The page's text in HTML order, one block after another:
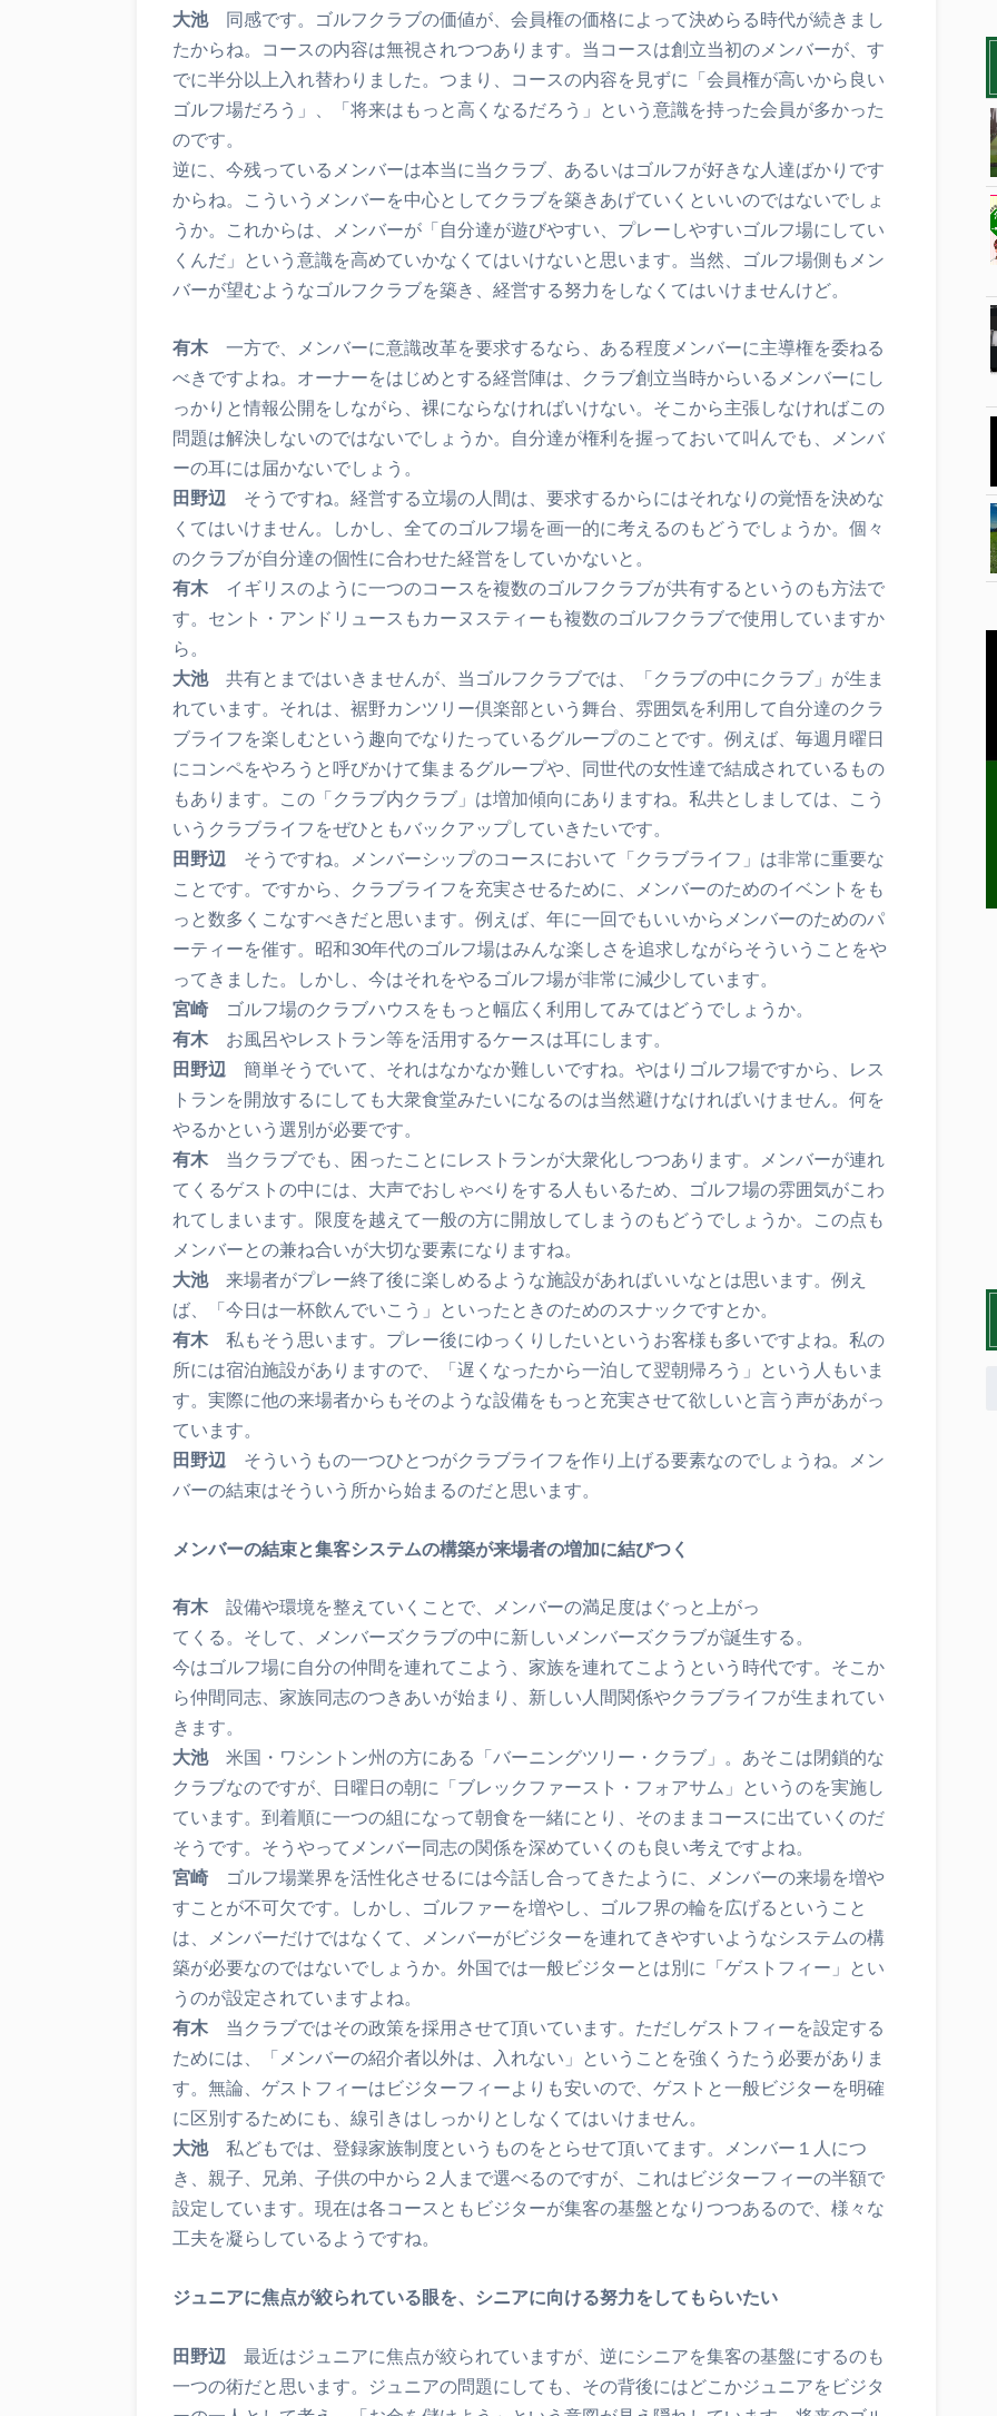
大池同感です。ゴルフクラブの価値が、会員権の価格によって決めらる時代が続きまし
たからね。コースの内容は無視されつつあります。当コースは創立当初のメンバーが、す
でに半分以上入れ替わりました。つまり、コースの内容を見ずに「会員権が高いから良い
ゴルフ場だろう」、「将来はもっと高くなるだろう」という意識を持った会員が多かった
のです。
逆に、今残っているメンバーは本当に当クラブ、あるいはゴルフが好きな人達ばかりです
からね。こういうメンバーを中心としてクラブを築きあげていくといいのではないでしょ
うか。これからは、メンバーが「自分達が遊びやすい、プレーしやすいゴルフ場にしてい
くんだ」という意識を高めていかなくてはいけないと思います。当然、ゴルフ場側もメン
バーが望むようなゴルフクラブを築き、経営する努力をしなくてはいけませんけど。
有木 一方で、メンバーに意識改革を要求するなら、ある程度メンバーに主導権を委ねる
べきですよね。オーナーをはじめとする経営陣は、クラブ創立当時からいるメンバーにし
っかりと情報公開をしながら、裸にならなければいけない。そこから主張しなければこの
問題は解決しないのではないでしょうか。自分達が権利を握っておいて叫んでも、メンバ
ーの耳には届かないでしょう。
田野辺
そうですね。経営する立場の人間は、要求するからにはそれなりの覚悟を決めな
くてはいけません。しかし、全てのゴルフ場を画一的に考えるのもどうでしょうか。個々
のクラブが自分達の個性に合わせた経営をしていかないと。
有木 イギリスのように一つのコースを複数のゴルフクラブが共有するというのも方法で
す。セント・アンドリュースもカーヌスティーも複数のゴルフクラブで使用していますか
ら。
大池共有とまではいきませんが、当ゴルフクラブでは、「クラブの中にクラブ」が生ま
れています。それは、裾野カンツリー倶楽部という舞台、雰囲気を利用して自分達のクラ
ブライフを楽しむという趣向でなりたっているグループのことです。例えば、毎週月曜日
にコンペをやろうと呼びかけて集まるグループや、同世代の女性達で結成されているもの
もあります。この「クラブ内クラブ」は増加傾向にありますね。私共としましては、こう
いうクラブライフをぜひともバックアップしていきたいです。
田野辺
そうですね。メンバーシップのコースにおいて「クラブライフ」は非常に重要な
ことです。ですから、クラブライフを充実させるために、メンバーのためのイベントをも
っと数多くこなすべきだと思います。例えば、年に一回でもいいからメンバーのためのパ
ーティーを催す。昭和30年代のゴルフ場はみんな楽しさを追求しながらそういうことをや
ってきました。しかし、今はそれをやるゴルフ場が非常に減少しています。
宮崎 ゴルフ場のクラブハウスをもっと幅広く利用してみてはどうでしょうか。
有木 お風呂やレストラン等を活用するケースは耳にします。
田野辺
簡単そうでいて、それはなかなか難しいですね。やはりゴルフ場ですから、レス
トランを開放するにしても大衆食堂みたいになるのは当然避けなければいけません。何を
やるかという選別が必要です。
有木 当クラブでも、困ったことにレストランが大衆化しつつあります。メンバーが連れ
てくるゲストの中には、大声でおしゃべりをする人もいるため、ゴルフ場の雰囲気がこわ
れてしまいます。限度を越えて一般の方に開放してしまうのもどうでしょうか。この点も
メンバーとの兼ね合いが大切な要素になりますね。
大池来場者がプレー終了後に楽しめるような施設があればいいなとは思います。例え
ば、「今日は一杯飲んでいこう」といったときのためのスナックですとか。
有木 私もそう思います。プレー後にゆっくりしたいというお客様も多いですよね。私の
所には宿泊施設がありますので、「遅くなったから一泊して翌朝帰ろう」という人もいま
す。実際に他の来場者からもそのような設備をもっと充実させて欲しいと言う声があがっ
ています。
田野辺
そういうもの一つひとつがクラブライフを作り上げる要素なのでしょうね。メン
バーの結束はそういう所から始まるのだと思います。
メンバーの結束と集客システムの構築が来場者の増加に結びつく
有木 設備や環境を整えていくことで、メンバーの満足度はぐっと上がっ
てくる。そして、メンバーズクラブの中に新しいメンバーズクラブが誕生する。
今はゴルフ場に自分の仲間を連れてこよう、家族を連れてこようという時代です。そこか
ら仲間同志、家族同志のつきあいが始まり、新しい人間関係やクラブライフが生まれてい
きます。
大池米国・ワシントン州の方にある「バーニングツリー・クラブ」。あそこは閉鎖的な
クラブなのですが、日曜日の朝に「ブレックファースト・フォアサム」というのを実施し
ています。到着順に一つの組になって朝食を一緒にとり、そのままコースに出ていくのだ
そうです。そうやってメンバー同志の関係を深めていくのも良い考えですよね。
宮崎 ゴルフ場業界を活性化させるには今話し合ってきたように、メンバーの来場を増や
すことが不可欠です。しかし、ゴルファーを増やし、ゴルフ界の輪を広げるということ
は、メンバーだけではなくて、メンバーがビジターを連れてきやすいようなシステムの構
築が必要なのではないでしょうか。外国では一般ビジターとは別に「ゲストフィー」とい
うのが設定されていますよね。
有木 当クラブではその政策を採用させて頂いています。ただしゲストフィーを設定する
ためには、「メンバーの紹介者以外は、入れない」ということを強くうたう必要がありま
す。無論、ゲストフィーはビジターフィーよりも安いので、ゲストと一般ビジターを明確
に区別するためにも、線引きはしっかりとしなくてはいけません。
大池私どもでは、登録家族制度というものをとらせて頂いてます。メンバー１人につ
き、親子、兄弟、子供の中から２人まで選べるのですが、これはビジターフィーの半額で
設定しています。現在は各コースともビジターが集客の基盤となりつつあるので、様々な
工夫を凝らしているようですね。
ジュニアに焦点が絞られている眼を、シニアに向ける努力をしてもらいたい
田野辺 最近はジュニアに焦点が絞られていますが、逆にシニアを集客の基盤にするのも
一つの術だと思います。ジュニアの問題にしても、その背後にはどこかジュニアをビジタ